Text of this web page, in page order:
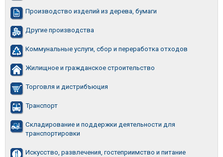
Производство изделий из дерева, бумаги
Другие производства
Коммунальные услуги, сбор и переработка отходов
Жилищное и гражданское строительство
Торговля и дистрибъюция
Транспорт
Складирование и поддержки деятельности для
транспортировки
Искусство, развлечения, гостеприимство и питание